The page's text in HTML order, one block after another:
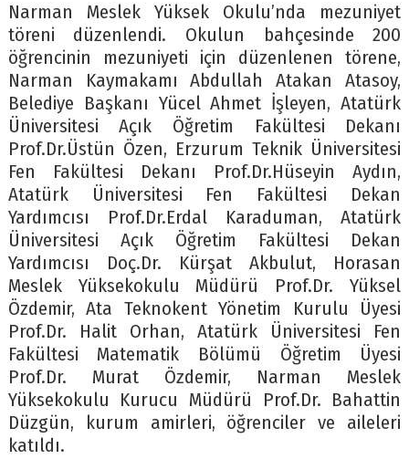
Narman Meslek Yüksek Okulu’nda mezuniyet
töreni düzenlendi. Okulun bahçesinde 200
öğrencinin mezuniyeti için düzenlenen törene,
Narman Kaymakamı Abdullah Atakan Atasoy,
Belediye Başkanı Yücel Ahmet İşleyen, Atatürk
Üniversitesi Açık Öğretim Fakültesi Dekanı
Prof.Dr.Üstün Özen, Erzurum Teknik Üniversitesi
Fen Fakültesi Dekanı Prof.Dr.Hüseyin Aydın,
Atatürk Üniversitesi Fen Fakültesi Dekan
Yardımcısı Prof.Dr.Erdal Karaduman, Atatürk
Üniversitesi Açık Öğretim Fakültesi Dekan
Yardımcısı Doç.Dr. Kürşat Akbulut, Horasan
Meslek Yüksekokulu Müdürü Prof.Dr. Yüksel
Özdemir, Ata Teknokent Yönetim Kurulu Üyesi
Prof.Dr. Halit Orhan, Atatürk Üniversitesi Fen
Fakültesi Matematik Bölümü Öğretim Üyesi
Prof.Dr. Murat Özdemir, Narman Meslek
Yüksekokulu Kurucu Müdürü Prof.Dr. Bahattin
Düzgün, kurum amirleri, öğrenciler ve aileleri
katıldı.